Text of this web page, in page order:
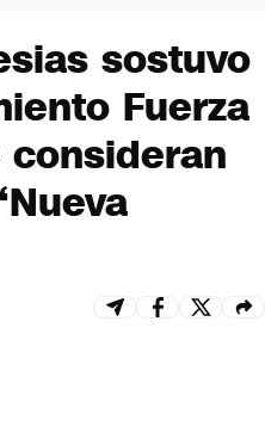
sostuvo
Fuerza